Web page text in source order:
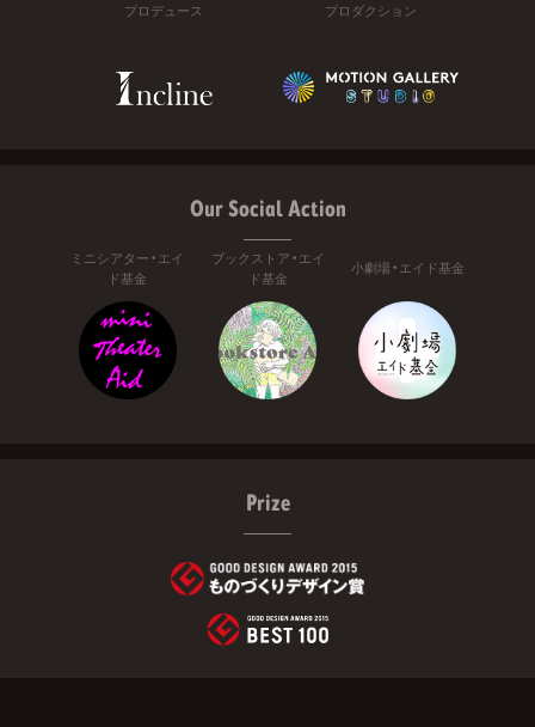
プロデュース プロダクション
Our Social Action
ミニシアター・エイ
ド基金
ブックストア・エイ
ド基金
小劇場・エイド基金
Prize